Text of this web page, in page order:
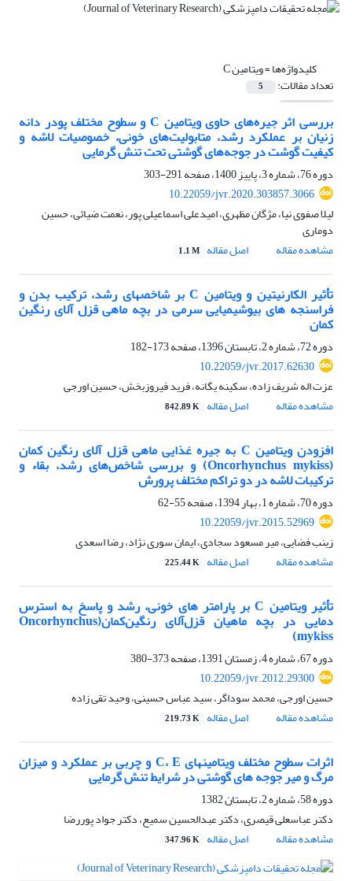
کلیدواژه‌ها =ویتامین C
تعداد مقالات: 5
بررسی اثر جیره‌های حاوی ویتامین C و سطوح مختلف پودر دانه
زنیان بر عملکرد رشد، متابولیت‌های خونی، خصوصیات لاشه و
کیفیت گوشت در جوجه‌های گوشتی تحت تنش گرمایی
دوره 76، شماره 3، پاییز 1400، صفحه
291-303
10.22059/jvr.2020.303857.3066
لیلا صفوی نیا، مژگان مظهری، امیدعلی اسماعیلی پور، نعمت ضیائی، حسین
دوماری
مشاهده مقاله
اصل مقاله 1.1 M
تأثیر الکارنیتین و ویتامین C بر شاخصهای رشد، ترکیب بدن و
فراسنجه های بیوشیمیایی سرمی در بچه ماهی قزل آلای رنگین
کمان
دوره 72، شماره 2، تابستان 1396، صفحه
173-182
10.22059/jvr.2017.62630
عزت اله شریف زاده، سکینه یگانه، فرید فیروزبخش، حسین اورجی
مشاهده مقاله
اصل مقاله 842.89 K
افزودن ویتامین C به جیره غذایی ماهی قزل ‌آلای ‌‌‌‌‌‌‌‌رنگین کمان
(Oncorhynchus mykiss)‌ و بررسی شاخص‌های ‌رشد، بقاء و
ترکیبات لاشه ‌در ‌دو ‌‌تراکم مختلف پرورش
دوره 70، شماره 1، بهار 1394، صفحه
55-62
10.22059/jvr.2015.52969
زینب فضایی، میر مسعود سجادی، ایمان سوری نژاد، رضا اسعدی
مشاهده مقاله
اصل مقاله 225.44 K
تأثیر ویتامین C بر پارامتر های خونی، رشد و پاسخ به استرس
دمایی در بچه ماهیان قزل‌آلای رنگین‌کمان‌(Oncorhynchus
mykiss)
دوره 67، شماره 4، زمستان 1391، صفحه
373-380
10.22059/jvr.2012.29300
حسین اورجی، محمد سوداگر، سید عباس حسینی، وحید تقی زاده
مشاهده مقاله
اصل مقاله 219.73 K
اثرات سطوح مختلف ویتامینهای C، E و چربی بر عملکرد و میزان
مرگ و میر جوجه های گوشتی در شرایط تنش گرمایی
دوره 58، شماره 2، تابستان 1382
دکتر عباسعلی قیصری، دکتر عبدالحسین سمیع، دکتر جواد پوررضا
مشاهده مقاله
اصل مقاله 347.96 K